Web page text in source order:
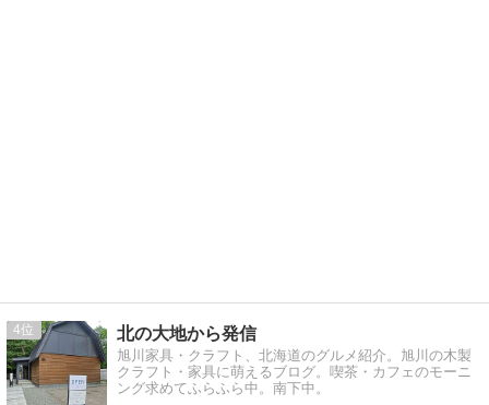
4 北の大地から発信
旭川家具・クラフト、北海道のグルメ紹介。旭川の木製
クラフト・家具に萌えるブログ。喫茶・カフェのモーニ
ング求めてふらふら中。南下中。